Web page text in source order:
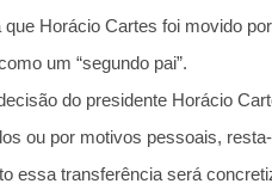
Horácio Cartes foi movido
um “segundo pai”.
do presidente Horácio
ou por motivos pessoais,
essa transferência será